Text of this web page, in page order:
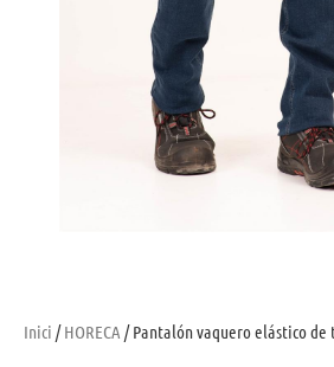
Inici /HORECA / Pantalón vaquero elástico de